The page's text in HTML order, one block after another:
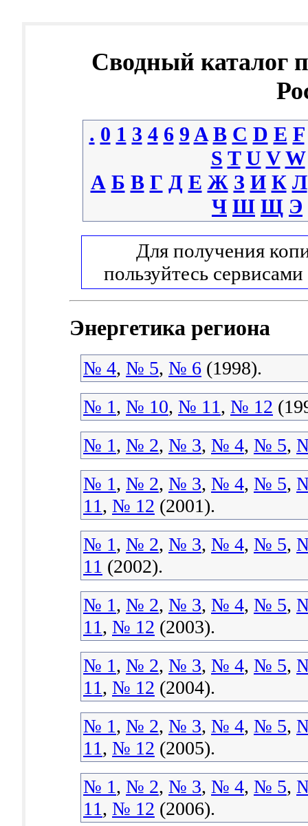
Сводный каталог
. 0 1 3 4 6 9 A B C D E F
S T U V W
А Б В Г Д Е Ж З И К Л
Ч Ш Щ Э
Для получения
пользуйтесь сервисами
Энергетика региона
№ 4, № 5, № 6 (1998).
№ 1, № 10, № 11, № 12
№ 1, № 2, № 3, № 4, № 5,
№ 1, № 2, № 3, № 4, № 5,
11, № 12 (2001).
№ 1, № 2, № 3, № 4, № 5,
11 (2002).
№ 1, № 2, № 3, № 4, № 5,
11, № 12 (2003).
№ 1, № 2, № 3, № 4, № 5,
11, № 12 (2004).
№ 1, № 2, № 3, № 4, № 5,
11, № 12 (2005).
№ 1, № 2, № 3, № 4, № 5,
11, № 12 (2006).